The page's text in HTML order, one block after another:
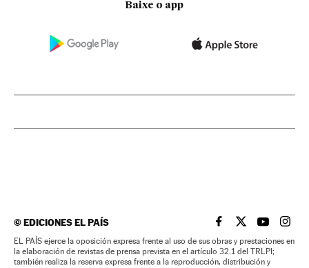
Baixe o app
©EDICIONES EL PAÍS EL PAÍS BRASIL EN
EL PAÍSEL PAÍS
EL
EL PAÍS ejerce la oposición expresa frente al uso de sus obras y prestaciones en
la elaboración de revistas de prensa prevista en el artículo 32.1 del TRLPI;
también realiza la reserva expresa frente a la reproducción, distribución y